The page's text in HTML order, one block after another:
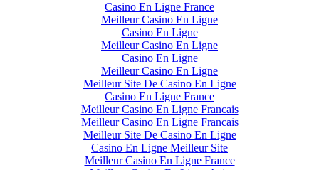
Casino En Ligne France
Meilleur Casino En Ligne
Casino En Ligne
Meilleur Casino En Ligne
Casino En Ligne
Meilleur Casino En Ligne
Meilleur Site De Casino En Ligne
Casino En Ligne France
Meilleur Casino En Ligne Francais
Meilleur Casino En Ligne Francais
Meilleur Site De Casino En Ligne
Casino En Ligne Meilleur Site
Meilleur Casino En Ligne France